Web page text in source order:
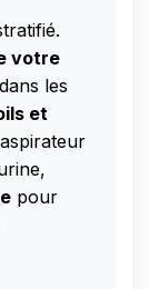
votre
les
et
pour